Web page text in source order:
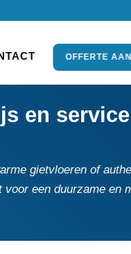
OFFERTE
en
gietvloeren of
een duurzame en